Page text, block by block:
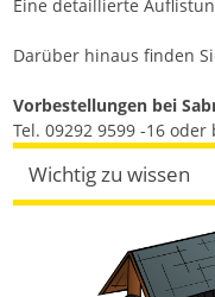
Eine detaillierte
Darüber hinaus finden
Vorbestellungen bei
Tel. 09292 9599 -16
Wichtig zu wissen